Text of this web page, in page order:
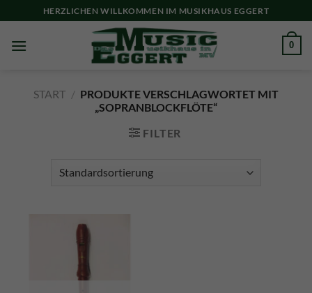
to
content
HERZLICHEN WILLKOMMEN IM MUSIKHAUS EGGERT
0
START / PRODUKTE VERSCHLAGWORTET MIT
„SOPRANBLOCKFLÖTE“
FILTER